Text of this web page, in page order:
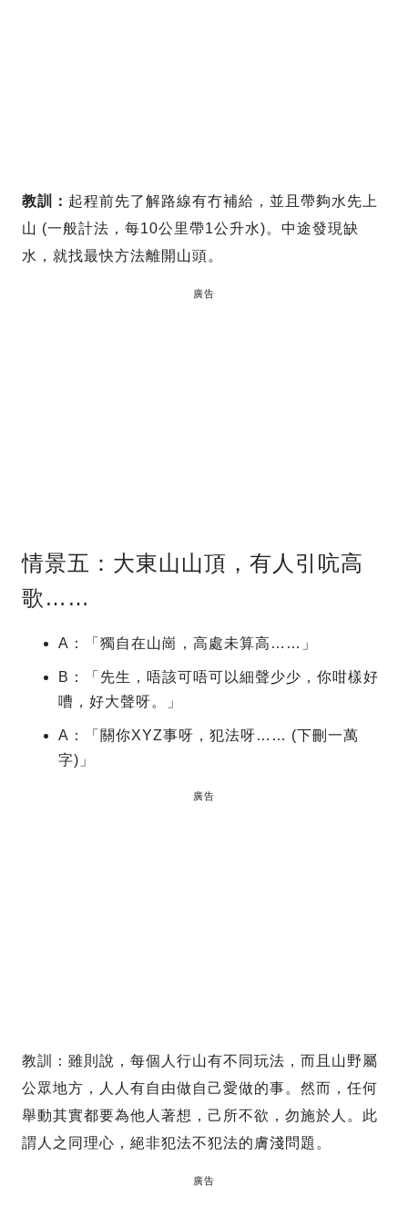
教訓： 起程前先了解路線有冇補給，並且帶夠水先上
山 (一般計法，每10公里帶1公升水)。中途發現缺
水，就找最快方法離開山頭。
廣告
情景五：大東山山頂，有人引吭高
歌……
A：「獨自在山崗，高處未算高……」
B：「先生，唔該可唔可以細聲少少，你咁樣好
嘈，好大聲呀。」
A：「關你XYZ事呀，犯法呀…… (下刪一萬
字)」
廣告
教訓：雖則說，每個人行山有不同玩法，而且山野屬
公眾地方，人人有自由做自己愛做的事。然而，任何
舉動其實都要為他人著想，己所不欲，勿施於人。此
謂人之同理心，絕非犯法不犯法的膚淺問題。
廣告